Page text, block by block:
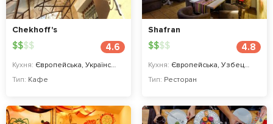
Chekhoff's
Кухня: Європейська, Українська
Тип: Кафе
4.6
$$$$
Shafran
Кухня: Європейська, Узбецька, Українська
Тип: Ресторан
4.8
$$$$